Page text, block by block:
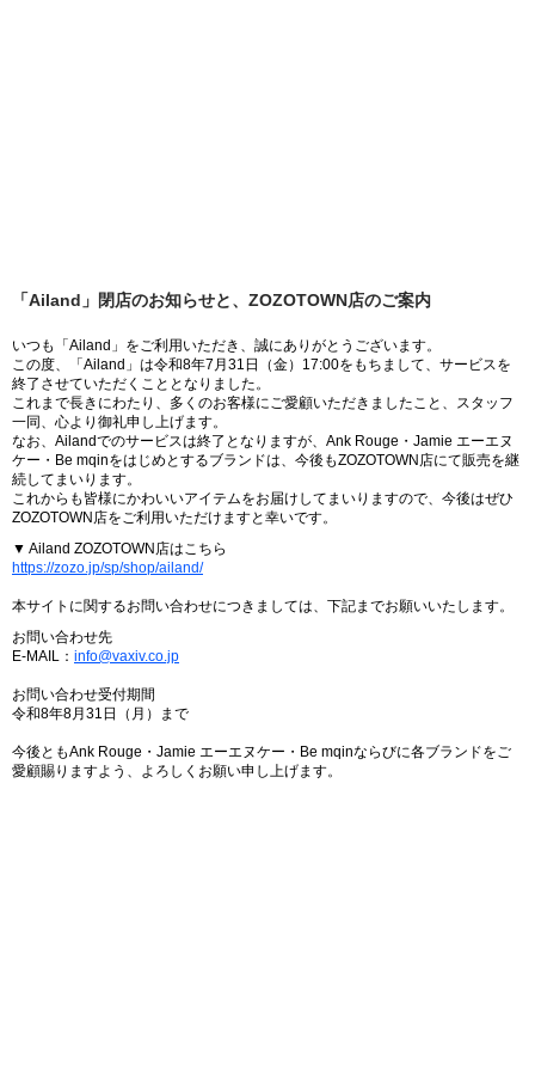
「Ailand」閉店のお知らせと、ZOZOTOWN店のご案内
いつも「Ailand」をご利用いただき、誠にありがとうございます。
この度、「Ailand」は令和8年7月31日（金）17:00をもちまして、サービスを
終了させていただくこととなりました。
これまで長きにわたり、多くのお客様にご愛顧いただきましたこと、スタッフ
一同、心より御礼申し上げます。
なお、Ailandでのサービスは終了となりますが、Ank Rouge・Jamie エーエヌ
ケー・Be mqinをはじめとするブランドは、今後もZOZOTOWN店にて販売を継
続してまいります。
これからも皆様にかわいいアイテムをお届けしてまいりますので、今後はぜひ
ZOZOTOWN店をご利用いただけますと幸いです。
▼ Ailand ZOZOTOWN店はこちら
https://zozo.jp/sp/shop/ailand/
本サイトに関するお問い合わせにつきましては、下記までお願いいたします。
お問い合わせ先
E-MAIL： info@vaxiv.co.jp
お問い合わせ受付期間
令和8年8月31日（月）まで
今後ともAnk Rouge・Jamie エーエヌケー・Be mqinならびに各ブランドをご
愛顧賜りますよう、よろしくお願い申し上げます。